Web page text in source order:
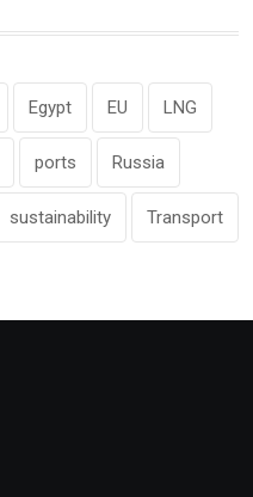
Egypt EU LNG
ports Russia
sustainability Transport